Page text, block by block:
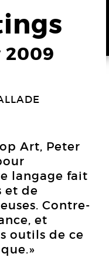
2009
Art, Peter
langage fait
et de
Contre-
et
outils de ce